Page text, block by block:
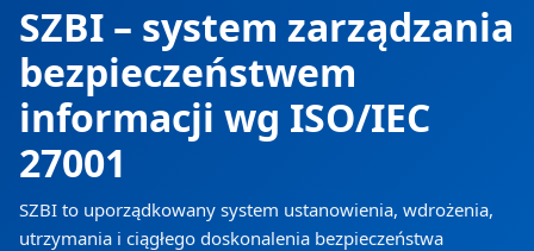
SZBI – system zarządzania
bezpieczeństwem
informacji wg ISO/IEC
27001
SZBI to uporządkowany system ustanowienia, wdrożenia,
utrzymania i ciągłego doskonalenia bezpieczeństwa